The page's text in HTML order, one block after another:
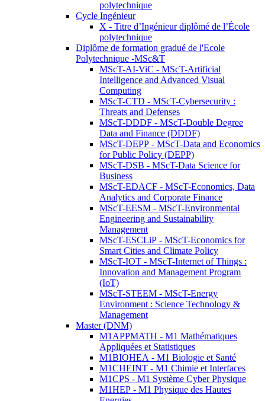
polytechnique
Cycle Ingénieur
X - Titre d’Ingénieur diplômé de l’École
polytechnique
Diplôme de formation gradué de l'Ecole
Polytechnique -MSc&T
MScT-AI-ViC - MScT-Artificial
Intelligence and Advanced Visual
Computing
MScT-CTD - MScT-Cybersecurity :
Threats and Defenses
MScT-DDDF - MScT-Double Degree
Data and Finance (DDDF)
MScT-DEPP - MScT-Data and Economics
for Public Policy (DEPP)
MScT-DSB - MScT-Data Science for
Business
MScT-EDACF - MScT-Economics, Data
Analytics and Corporate Finance
MScT-EESM - MScT-Environmental
Engineering and Sustainability
Management
MScT-ESCLiP - MScT-Economics for
Smart Cities and Climate Policy
MScT-IOT - MScT-Internet of Things :
Innovation and Management Program
(IoT)
MScT-STEEM - MScT-Energy
Environment : Science Technology &
Management
Master (DNM)
M1APPMATH - M1 Mathématiques
Appliquées et Statistiques
M1BIOHEA - M1 Biologie et Santé
M1CHEINT - M1 Chimie et Interfaces
M1CPS - M1 Système Cyber Physique
M1HEP - M1 Physique des Hautes